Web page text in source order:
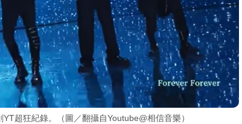
超狂紀錄。（圖／翻攝自Youtube@相信音樂）